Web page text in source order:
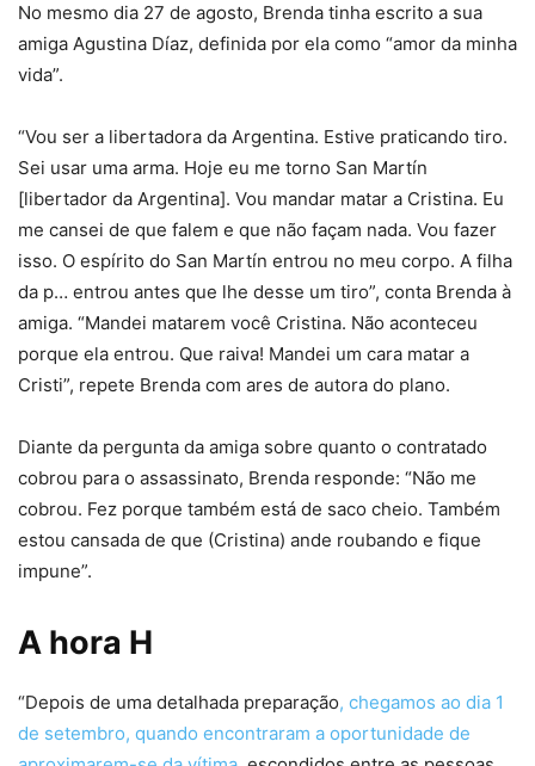
No mesmo dia 27 de agosto, Brenda tinha escrito a sua
amiga Agustina Díaz, definida por ela como “amor da minha
vida”.
“Vou ser a libertadora da Argentina. Estive praticando tiro.
Sei usar uma arma. Hoje eu me torno San Martín
[libertador da Argentina]. Vou mandar matar a Cristina. Eu
me cansei de que falem e que não façam nada. Vou fazer
isso. O espírito do San Martín entrou no meu corpo. A filha
da p… entrou antes que lhe desse um tiro”, conta Brenda à
amiga. “Mandei matarem você Cristina. Não aconteceu
porque ela entrou. Que raiva! Mandei um cara matar a
Cristi”, repete Brenda com ares de autora do plano.
Diante da pergunta da amiga sobre quanto o contratado
cobrou para o assassinato, Brenda responde: “Não me
cobrou. Fez porque também está de saco cheio. Também
estou cansada de que (Cristina) ande roubando e fique
impune”.
A hora H
“Depois de uma detalhada preparação, chegamos ao dia 1
de setembro, quando encontraram a oportunidade de